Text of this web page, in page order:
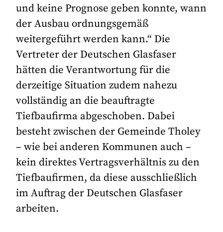
und keine Prognose geben konnte, wann
der Ausbau ordnungsgemäß
weitergeführt werden kann.“ Die
Vertreter der Deutschen Glasfaser
hätten die Verantwortung für die
derzeitige Situation zudem nahezu
vollständig an die beauftragte
Tiefbaufirma abgeschoben. Dabei
besteht zwischen der Gemeinde Tholey
– wie bei anderen Kommunen auch –
kein direktes Vertragsverhältnis zu den
Tiefbaufirmen, da diese ausschließlich
im Auftrag der Deutschen Glasfaser
arbeiten.